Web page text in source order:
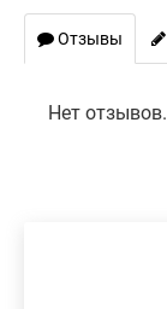
Отзывы
Нет отзывов.